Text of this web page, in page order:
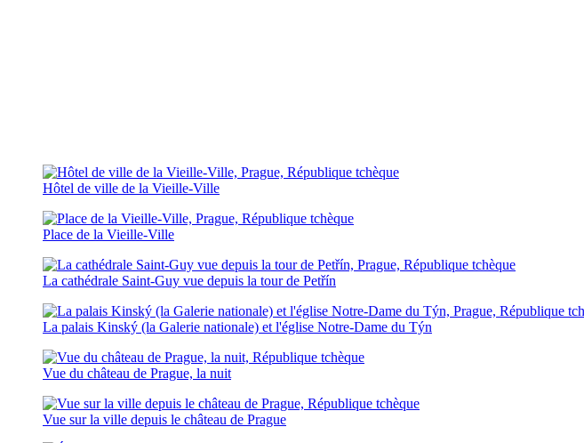
Hôtel de ville de la Vieille-Ville
Place de la Vieille-Ville
La cathédrale Saint-Guy vue depuis la tour de Petřín
La palais Kinský (la Galerie nationale) et l'église Notre-Dame du Týn
Vue du château de Prague, la nuit
Vue sur la ville depuis le château de Prague